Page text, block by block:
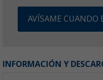
AVÍSAME CUANDO
INFORMACIÓN Y